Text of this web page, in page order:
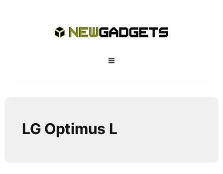
LG Optimus L